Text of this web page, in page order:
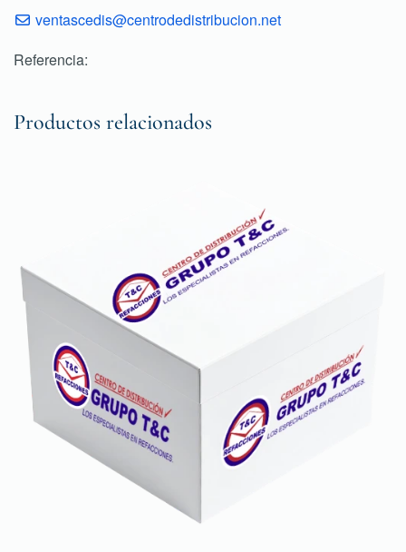
ventascedis@centrodedistribucion.net
Referencia:
Productos relacionados